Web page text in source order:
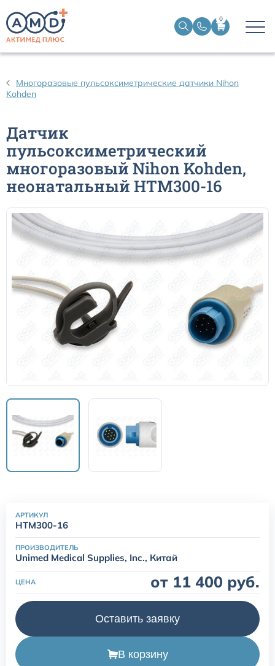
0
Многоразовые пульсоксиметрические датчики Nihon
Kohden
Датчик
пульсоксиметрический
многоразовый Nihon Kohden,
неонатальный HTM300-16
АРТИКУЛ
HTM300-16
ПРОИЗВОДИТЕЛЬ
Unimed Medical Supplies, Inc., Китай
ЦЕНА от 11 400 руб.
Оставить заявку
В корзину
Датчики ЭЭГ BIS
Кабели пациента ЭКГ
Датчики температурные медицинские к мониторам
Кабели для кардиографов
Датчики потока для аппаратов ИВЛ
Электроды для ЭКГ
Датчики (трансдьюсеры)
Подбор по марке оборудования
Nihon Kohden расходные материалы
Расходные материалы для транскутанного монитора
Расходные материалы к аппарату Авента-М
Расходные материалы к аппаратам ИВЛ Hamilton